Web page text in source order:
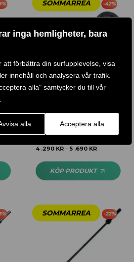
inga hemligheter, bara
att förbättra din surfupplevelse, visa
innehåll och analysera vår trafik.
alla" samtycker du till vår
alla Acceptera alla
% -42%
OLYMPISK SKIVSTÅNG
Betygsatt
4 .290 KR – 5 .690 KR
KÖP PRODUKT
% -22%